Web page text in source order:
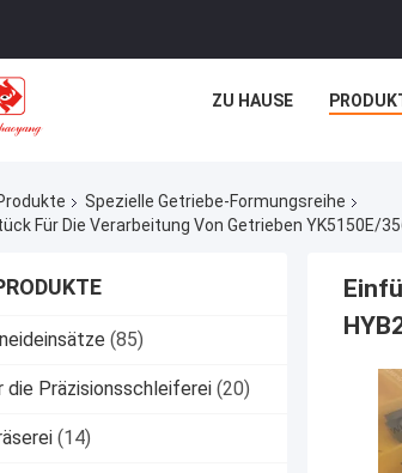
ZU HAUSE
Spezielle Getriebe-Formungsreihe
(85)
die Präzisionsschleiferei (20)
(14)